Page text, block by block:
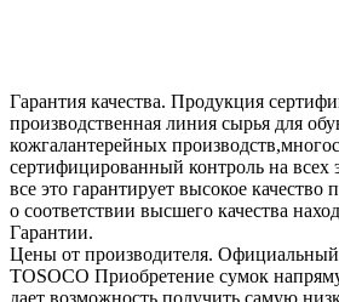
Гарантия качества. Продукция
производственная линия сырья для
кожгалантерейных
сертифицированный контроль на всех
все это гарантирует высокое
о соответствии высшего качества
Гарантии.
Цены от производителя.
TOSOCO Приобретение сумок
дает возможность получить самую